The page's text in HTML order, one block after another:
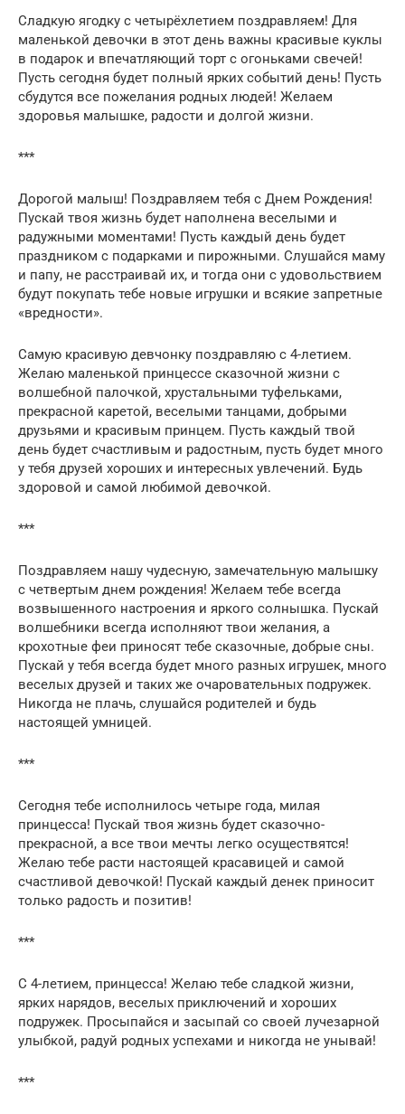
Сладкую ягодку с четырёхлетием поздравляем! Для
маленькой девочки в этот день важны красивые куклы
в подарок и впечатляющий торт с огоньками свечей!
Пусть сегодня будет полный ярких событий день! Пусть
сбудутся все пожелания родных людей! Желаем
здоровья малышке, радости и долгой жизни.
***
Дорогой малыш! Поздравляем тебя с Днем Рождения!
Пускай твоя жизнь будет наполнена веселыми и
радужными моментами! Пусть каждый день будет
праздником с подарками и пирожными. Слушайся маму
и папу, не расстраивай их, и тогда они с удовольствием
будут покупать тебе новые игрушки и всякие запретные
«вредности».
Самую красивую девчонку поздравляю с 4-летием.
Желаю маленькой принцессе сказочной жизни с
волшебной палочкой, хрустальными туфельками,
прекрасной каретой, веселыми танцами, добрыми
друзьями и красивым принцем. Пусть каждый твой
день будет счастливым и радостным, пусть будет много
у тебя друзей хороших и интересных увлечений. Будь
здоровой и самой любимой девочкой.
***
Поздравляем нашу чудесную, замечательную малышку
с четвертым днем рождения! Желаем тебе всегда
возвышенного настроения и яркого солнышка. Пускай
волшебники всегда исполняют твои желания, а
крохотные феи приносят тебе сказочные, добрые сны.
Пускай у тебя всегда будет много разных игрушек, много
веселых друзей и таких же очаровательных подружек.
Никогда не плачь, слушайся родителей и будь
настоящей умницей.
***
Сегодня тебе исполнилось четыре года, милая
принцесса! Пускай твоя жизнь будет сказочно-
прекрасной, а все твои мечты легко осуществятся!
Желаю тебе расти настоящей красавицей и самой
счастливой девочкой! Пускай каждый денек приносит
только радость и позитив!
***
С 4-летием, принцесса! Желаю тебе сладкой жизни,
ярких нарядов, веселых приключений и хороших
подружек. Просыпайся и засыпай со своей лучезарной
улыбкой, радуй родных успехами и никогда не унывай!
***